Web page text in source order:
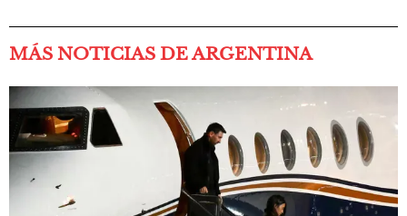
MÁS NOTICIAS DE ARGENTINA